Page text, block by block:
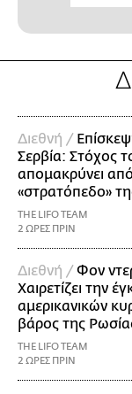
Διεθνή /
Σερβία: Στόχος
απομακρύνει
«στρατόπεδο»
THE LIFO TEAM
2 ΩΡΕΣ ΠΡΙΝ
Διεθνή / Φον
Χαιρετίζει την
αμερικανικών
βάρος της
THE LIFO TEAM
2 ΩΡΕΣ ΠΡΙΝ